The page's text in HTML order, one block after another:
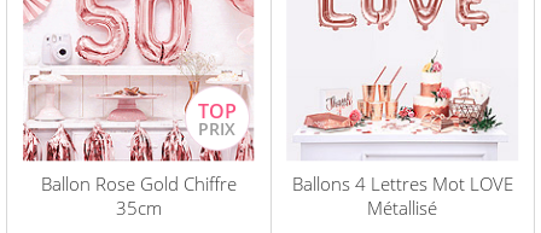
Ballon Rose Gold Chiffre
35cm
Ballons 4 Lettres Mot LOVE
Métallisé